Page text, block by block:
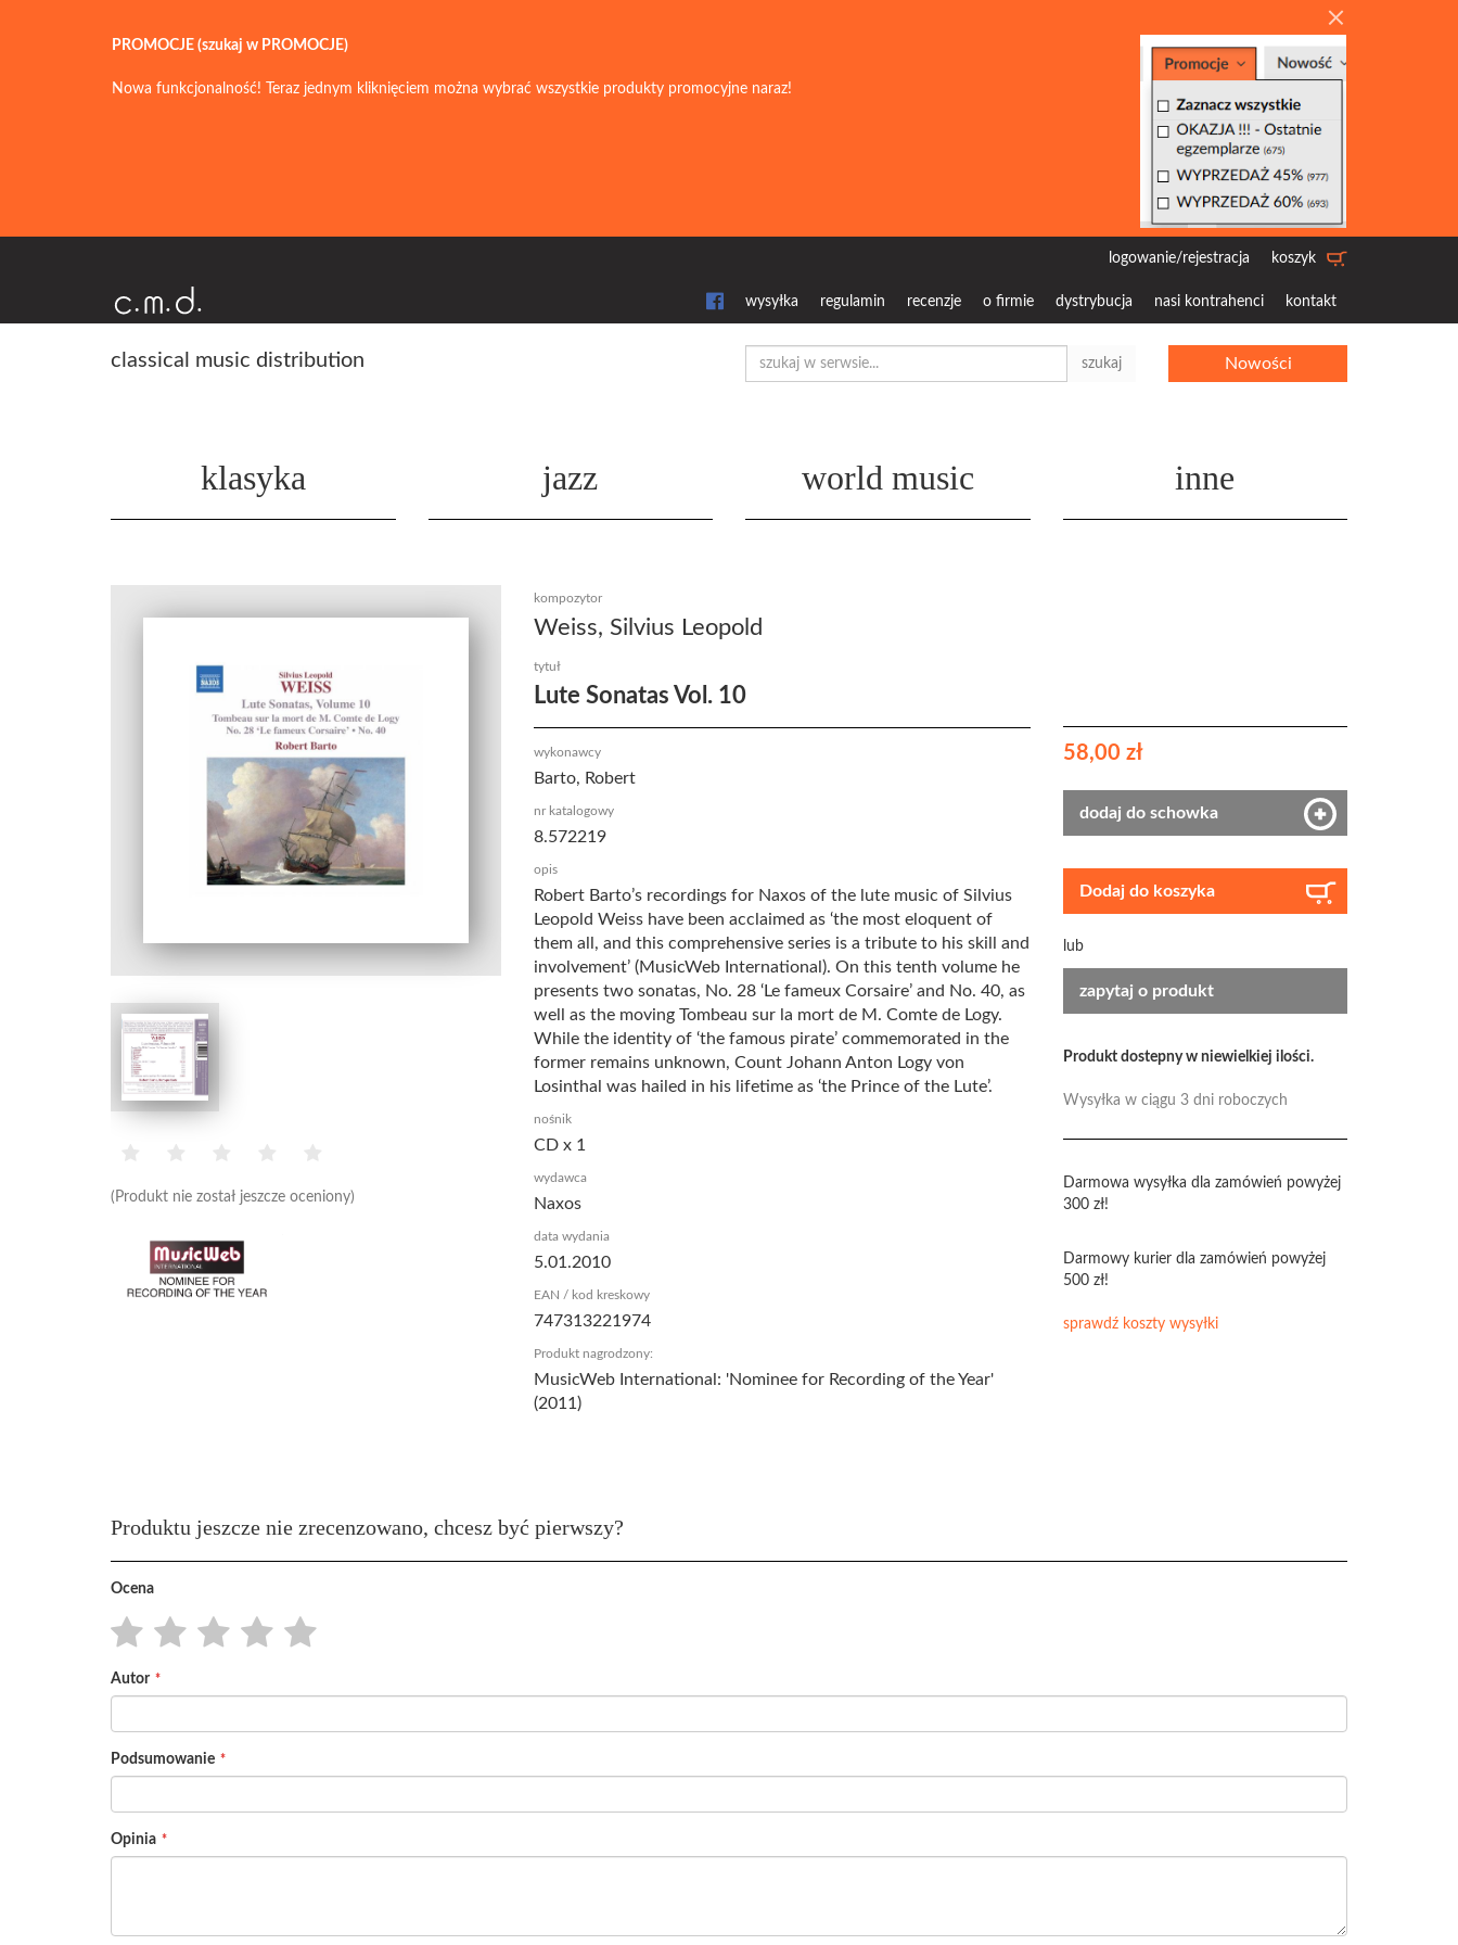
PROMOCJE (szukaj w PROMOCJE)
Nowa funkcjonalność! Teraz jednym kliknięciem można wybrać wszystkie produkty promocyjne naraz!
koszyk
logowanie/rejestracja
wysyłka regulamin recenzje o firmie dystrybucja nasi kontrahenci kontakt
classical music distribution szukaj Nowości
klasyka jazz world music inne
(Produkt nie został jeszcze oceniony)
kompozytor
Weiss, Silvius Leopold
tytuł
Lute Sonatas Vol. 10
wykonawcy
Barto, Robert
nr katalogowy
8.572219
opis
Robert Barto’s recordings for Naxos of the lute music of Silvius
Leopold Weiss have been acclaimed as ‘the most eloquent of
them all, and this comprehensive series is a tribute to his skill and
involvement’ (MusicWeb International). On this tenth volume he
presents two sonatas, No. 28 ‘Le fameux Corsaire’ and No. 40, as
well as the moving Tombeau sur la mort de M. Comte de Logy.
While the identity of ‘the famous pirate’ commemorated in the
former remains unknown, Count Johann Anton Logy von
Losinthal was hailed in his lifetime as ‘the Prince of the Lute’.
nośnik
CD x 1
wydawca
Naxos
data wydania
5.01.2010
EAN / kod kreskowy
747313221974
Produkt nagrodzony:
MusicWeb International: 'Nominee for Recording of the Year'
(2011)
58,00 zł
dodaj do schowka
Dodaj do koszyka
lub
zapytaj o produkt
Produkt dostepny w niewielkiej ilości.
Wysyłka w ciągu 3 dni roboczych
Darmowa wysyłka dla zamówień powyżej
300 zł!
Darmowy kurier dla zamówień powyżej
500 zł!
sprawdź koszty wysyłki
Produktu jeszcze nie zrecenzowano, chcesz być pierwszy?
Ocena
star
stars
stars
stars
stars
Autor
Podsumowanie
Opinia